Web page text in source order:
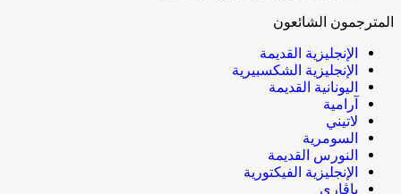
المترجمون الشائعون
الإنجليزية القديمة
الإنجليزية الشكسبيرية
اليونانية القديمة
آرامية
لاتيني
السومرية
النورس القديمة
الإنجليزية الفيكتورية
باڤاري